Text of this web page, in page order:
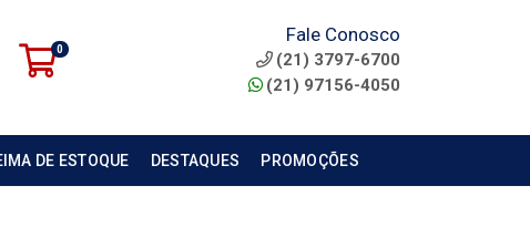
0
Fale Conosco
(21) 3797-6700
(21) 97156-4050
DE ESTOQUE DESTAQUES PROMOÇÕES